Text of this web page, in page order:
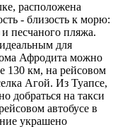
расположена
- близость к морю:
и песчаного пляжа.
для
Афродита можно
130 км, на рейсовом
Агой. Из Туапсе,
добраться на такси
автобусе в
украшено